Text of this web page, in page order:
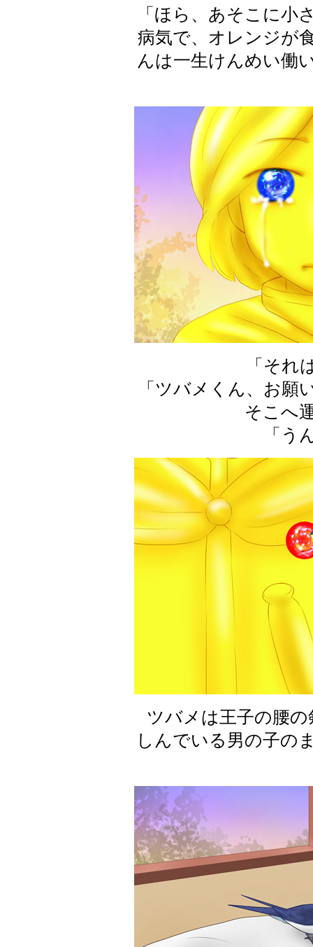
「ほら、あそこに小
病気で、オレンジが
んは一生けんめい働
「それ
「ツバメくん、お願
そこへ
「う
ツバメは王子の腰の
しんでいる男の子の